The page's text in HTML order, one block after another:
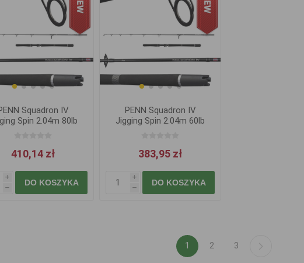
Squadron IV
Spin 2.04m 80lb
410,14 zł
i
h
DO KOSZYKA
PENN Squadron IV
Jigging Spin 2.04m 60lb
383,95 zł
i
h
DO KOSZYKA
1 2 3